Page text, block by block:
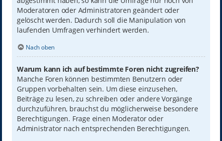
Moderatoren oder Administratoren geändert oder
gelöscht werden. Dadurch soll die Manipulation von
laufenden Umfragen verhindert werden.
Nach oben
Warum kann ich auf bestimmte Foren nicht zugreifen?
Manche Foren können bestimmten Benutzern oder
Gruppen vorbehalten sein. Um diese einzusehen,
Beiträge zu lesen, zu schreiben oder andere Vorgänge
durchzuführen, brauchst du möglicherweise besondere
Berechtigungen. Frage einen Moderator oder
Administrator nach entsprechenden Berechtigungen.